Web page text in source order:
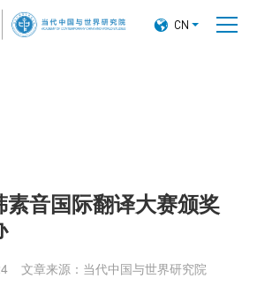
 CN
音国际翻译大赛颁奖
文章来源：当代中国与世界研究院